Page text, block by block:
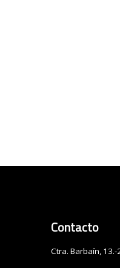
Contacto
Ctra. Barbaín, 13.-